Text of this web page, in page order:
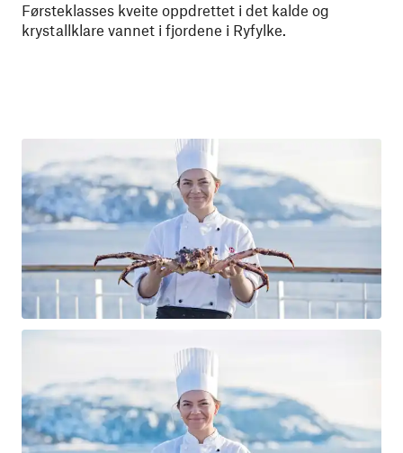
Førsteklasses kveite oppdrettet i det kalde og
krystallklare vannet i fjordene i Ryfylke.